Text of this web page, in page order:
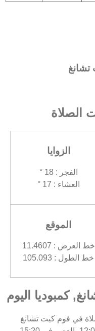
تشانغ
الزوايا
الفجر : 18 °
العشاء : 17 °
الموقع
خط العرض : 11.4607
خط الطول : 105.093
كمبوديا اليوم
، أوقات الصلاة في فوم كيت تشانغ